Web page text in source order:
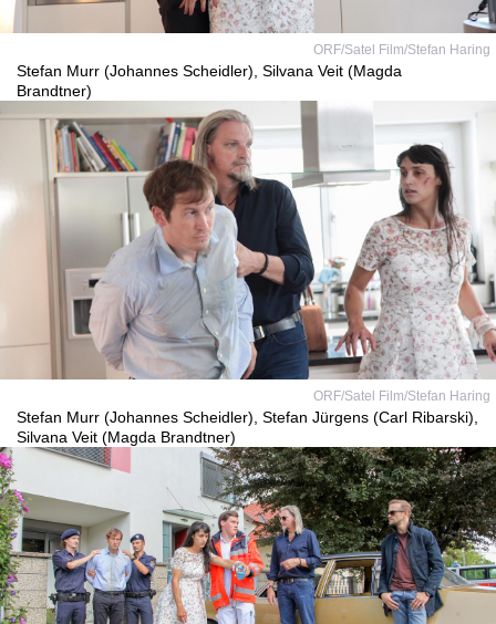
ORF/Satel Film/Stefan Haring
Stefan Murr (Johannes Scheidler), Silvana Veit (Magda
Brandtner)
ORF/Satel Film/Stefan Haring
Stefan Murr (Johannes Scheidler), Stefan Jürgens (Carl Ribarski),
Silvana Veit (Magda Brandtner)